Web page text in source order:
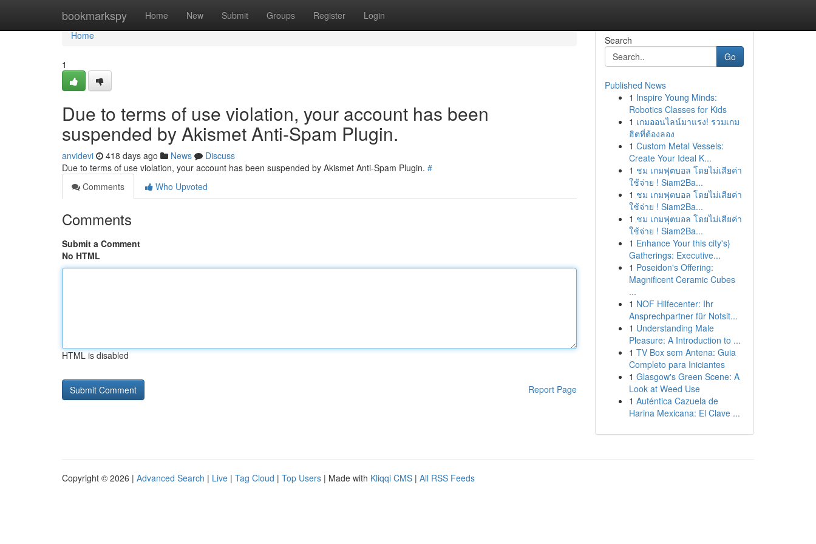
bookmarkspy Home New Submit Groups Register Login
Home
Home
1
Due to terms of use violation, your account has been
suspended by Akismet Anti-Spam Plugin.
anvidevi 418 days ago News
Discuss
Due to terms of use violation, your account has been suspended by Akismet Anti-Spam Plugin. #
Comments
Who Upvoted
Comments
Submit a Comment
No HTML
HTML is disabled
Report Page
Search
Go
Published News
1 Inspire Young Minds:
Robotics Classes for Kids
1 เกมออนไลน์มาแรง! รวมเกม
ฮิตที่ต้องลอง
1 Custom Metal Vessels:
Create Your Ideal K...
1 ชม เกมฟุตบอล โดยไม่เสียค่า
ใช้จ่าย ! Siam2Ba...
1 ชม เกมฟุตบอล โดยไม่เสียค่า
ใช้จ่าย ! Siam2Ba...
1 ชม เกมฟุตบอล โดยไม่เสียค่า
ใช้จ่าย ! Siam2Ba...
1 Enhance Your this city's}
Gatherings: Executive...
1 Poseidon's Offering:
Magnificent Ceramic Cubes
...
1 NOF Hilfecenter: Ihr
Ansprechpartner für Notsit...
1 Understanding Male
Pleasure: A Introduction to ...
1 TV Box sem Antena: Guia
Completo para Iniciantes
1 Glasgow's Green Scene: A
Look at Weed Use
1 Auténtica Cazuela de
Harina Mexicana: El Clave ...
Copyright © 2026 | Advanced Search | Live | Tag Cloud | Top Users | Made with Kliqqi CMS | All RSS Feeds